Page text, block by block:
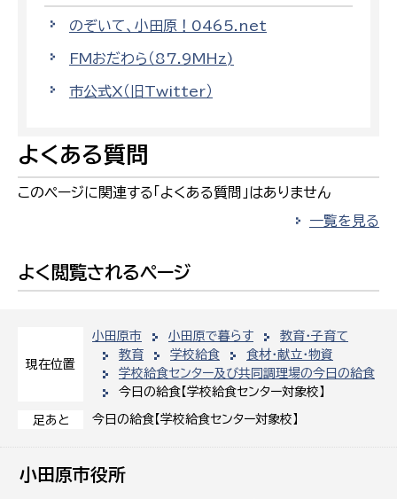
現在位置
小田原市 小田原で暮らす
教育・子育て
教育
学校給食
食材・献立・物資
学校給食センター及び共同調理場の今日の給食
今日の給食【学校給食センター対象校】
足あと 今日の給食【学校給食センター対象校】
のぞいて、小田原！0465.net
FMおだわら（87.9MHz)
市公式X（旧Twitter）
よくある質問
このページに関連する「よくある質問」はありません
一覧を見る
よく閲覧されるページ
小田原市役所